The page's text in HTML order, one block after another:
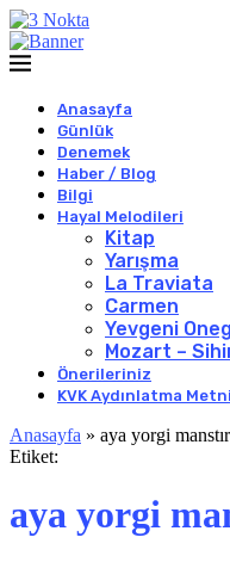
Anasayfa
Günlük
Denemek
Haber / Blog
Bilgi
Hayal Melodileri
Kitap
Yarışma
La Traviata
Carmen
Yevgeni
Mozart –
Önerileriniz
KVK Aydınlatma Metni
Anasayfa » aya yorgi
Etiket:
aya yorgi